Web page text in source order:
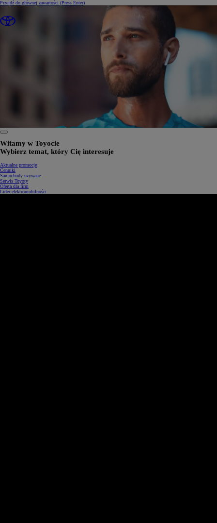
Przejdź do głównej zawartości (Press Enter)
0:31 / 1:34
Witamy w Toyocie
Wybierz temat, który Cię interesuje
Aktualne promocje
Cenniki
Samochody używane
Serwis Toyoty
Oferta dla firm
Lider elektromobilności